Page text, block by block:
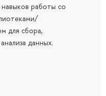
работы со
для сбора,
данных.